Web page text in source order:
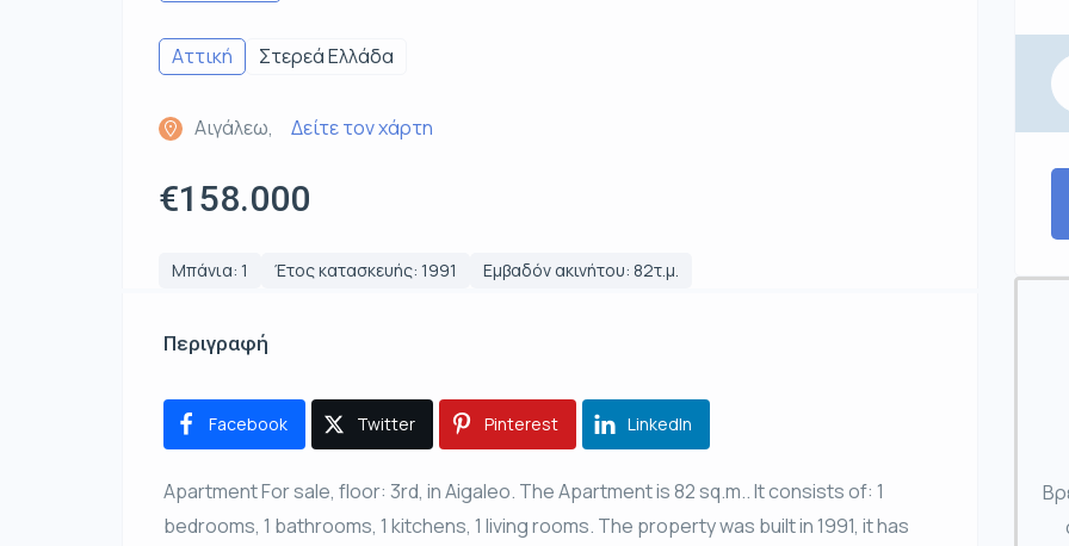
Αττική Στερεά Ελλάδα
Αιγάλεω, Δείτε τον χάρτη
€158.000
Μπάνια: 1 Έτος κατασκευής: 1991 Εμβαδόν ακινήτου: 82τ.μ.
Περιγραφή
Facebook Twitter Pinterest LinkedIn
Apartment For sale, floor: 3rd, in Aigaleo. The Apartment is 82 sq.m.. It consists of: 1
bedrooms, 1 bathrooms, 1 kitchens, 1 living rooms. The property was built in 1991, it has